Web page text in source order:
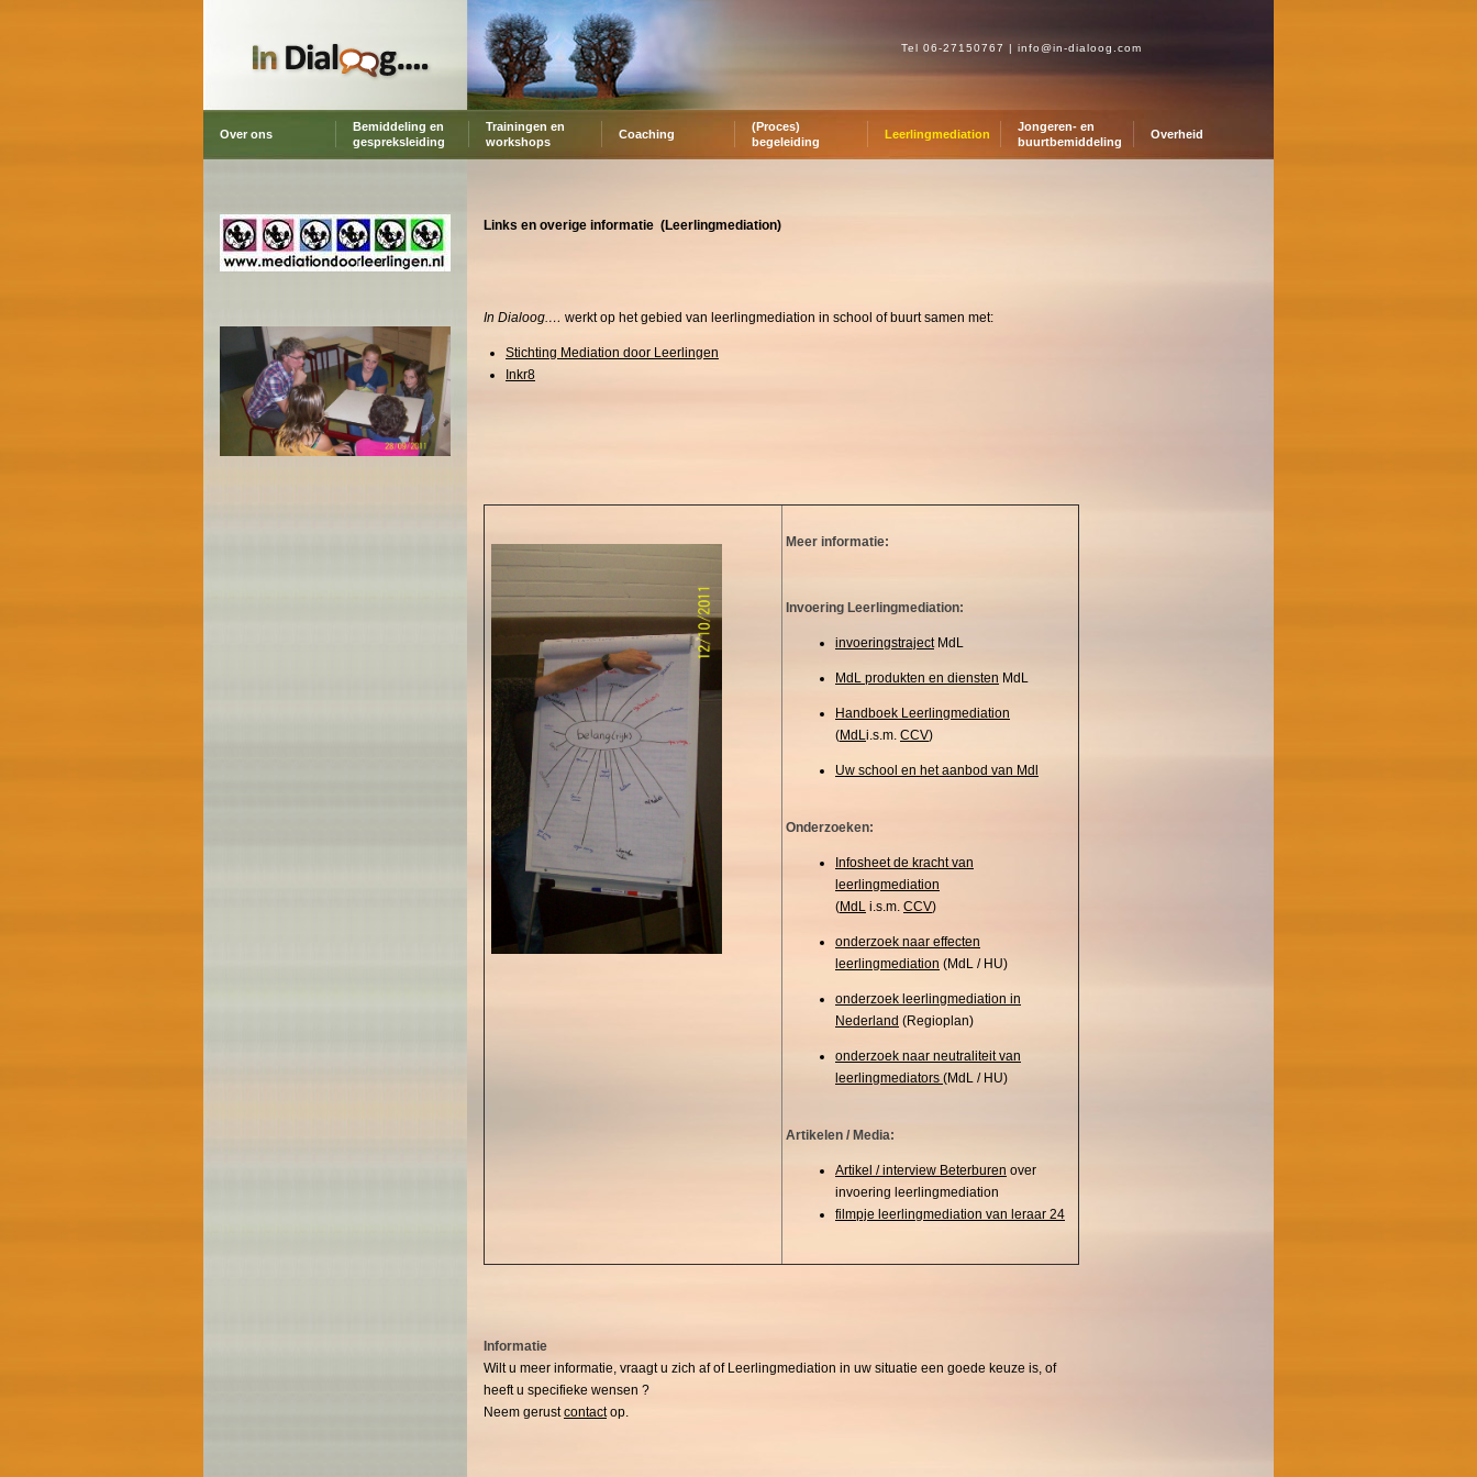
Tel 06-27150767 | info@in-dialoog.com
Over ons
Bemiddeling en
gespreksleiding
Trainingen en
workshops
Coaching
(Proces)
begeleiding
Leerlingmediation
Jongeren- en
buurtbemiddeling
Overheid
Links en overige informatie (Leerlingmediation)
In Dialoog.… werkt op het gebied van leerlingmediation in school of buurt samen met:
Stichting Mediation door Leerlingen
Inkr8
Meer informatie:
Invoering Leerlingmediation:
invoeringstraject MdL
MdL produkten en diensten MdL
Handboek Leerlingmediation
(MdLi.s.m. CCV)
Uw school en het aanbod van Mdl
Onderzoeken:
Infosheet de kracht van
leerlingmediation
(MdL i.s.m. CCV)
onderzoek naar effecten
leerlingmediation (MdL / HU)
onderzoek leerlingmediation in
Nederland (Regioplan)
onderzoek naar neutraliteit van
leerlingmediators (MdL / HU)
Artikelen / Media:
Artikel / interview Beterburen over
invoering leerlingmediation
filmpje leerlingmediation van leraar 24
Informatie
Wilt u meer informatie, vraagt u zich af of Leerlingmediation in uw situatie een goede keuze is, of
heeft u specifieke wensen ?
Neem gerustcontactop.